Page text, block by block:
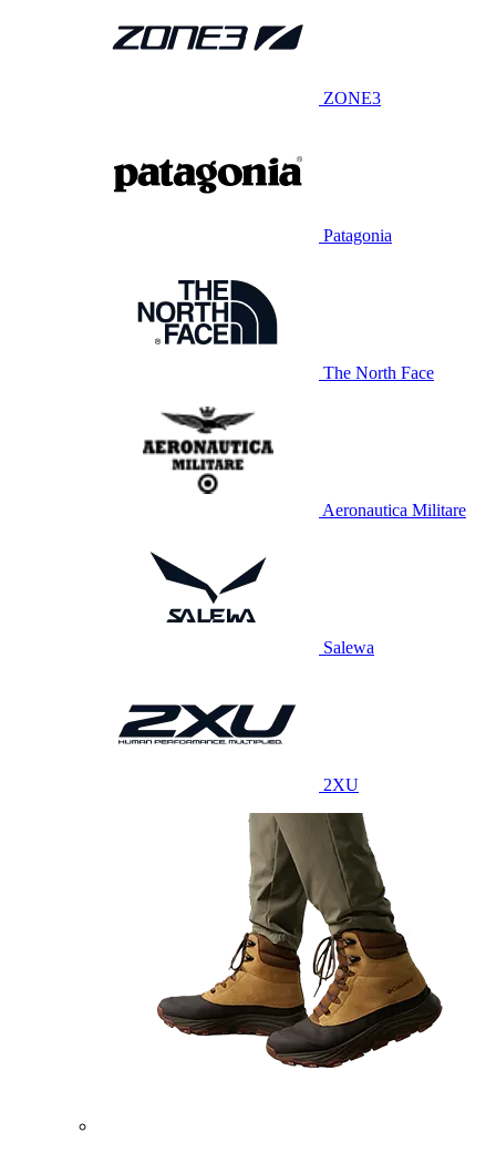
ZONE3
Patagonia
The North Face
Aeronautica Militare
Salewa
2XU